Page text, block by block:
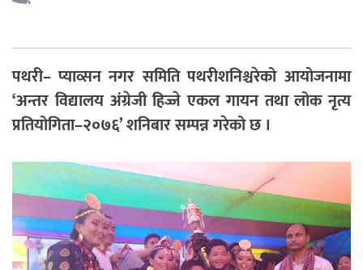
पथरी– प्याव्सन नगर समिति पथरीशनिश्चरेको आयोजनामा
‘अन्तर विद्यालय अंग्रेजी हिज्जे एकल गायन तथा लोक नृत्य
प्रतियोगिता–२०७६’ शनिबार सम्पन्न गरेको छ ।